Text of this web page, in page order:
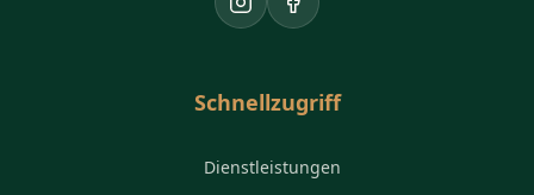
InstagramFacebook
Schnellzugriff
Dienstleistungen